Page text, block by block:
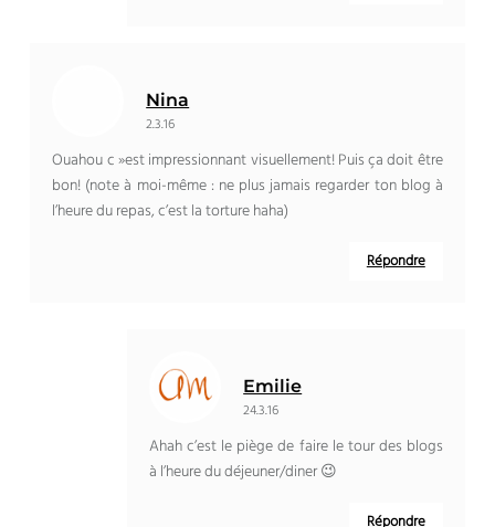
Nina
2.3.16
Ouahou c »est impressionnant visuellement! Puis ça doit être
bon! (note à moi-même : ne plus jamais regarder ton blog à
l’heure du repas, c’est la torture haha)
Répondre
Emilie
24.3.16
Ahah c’est le piège de faire le tour des blogs
à l’heure du déjeuner/diner 😉